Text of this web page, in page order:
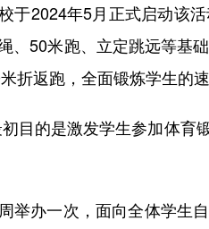
2024年5月正式启动该活
、50米跑、立定跳远等基
折返跑，全面锻炼学生的速
的是激发学生参加体育
办一次，面向全体学生自